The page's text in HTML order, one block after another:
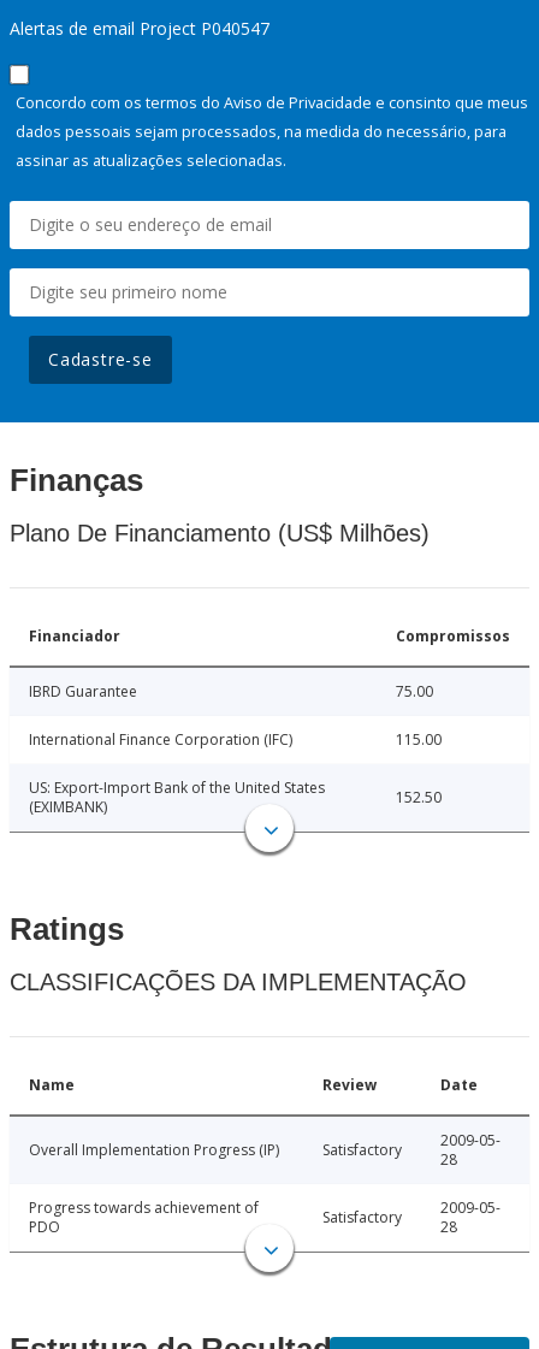
Alertas de email Project P040547
Concordo com os termos do Aviso de Privacidade e consinto que meus
dados pessoais sejam processados, na medida do necessário, para
assinar as atualizações selecionadas.
Cadastre-se
Finanças
Plano De Financiamento (US$ Milhões)
Financiador Compromissos
IBRD Guarantee 75.00
International Finance Corporation (IFC) 115.00
US: Export-Import Bank of the United States
(EXIMBANK)
152.50
Ratings
CLASSIFICAÇÕES DA IMPLEMENTAÇÃO
Name Review Date
Overall Implementation Progress (IP) Satisfactory
2009-05-
28
Progress towards achievement of
PDO
Satisfactory
2009-05-
28